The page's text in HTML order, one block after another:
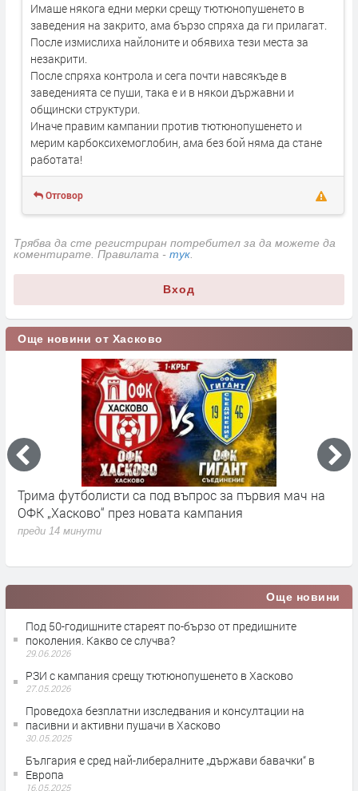
Имаше някога едни мерки срещу тютюнопушенето в
заведения на закрито, ама бързо спряха да ги прилагат.
После измислиха найлоните и обявиха тези места за
незакрити.
После спряха контрола и сега почти навсякъде в
заведенията се пуши, така е и в някои държавни и
общински структури.
Иначе правим кампании против тютюнопушенето и
мерим карбоксихемоглобин, ама без бой няма да стане
работата!
Отговор
Трябва да сте регистриран потребител за да можете да
коментирате. Правилата - тук.
Вход
Още новини от Хасково
Трима футболисти са под въпрос за първия мач на
ОФК „Хасково“ през новата кампания
преди 14 минути
Още новини
Под 50-годишните стареят по-бързо от предишните
поколения. Какво се случва?
29.06.2026
РЗИ с кампания срещу тютюнопушенето в Хасково
27.05.2026
Проведоха безплатни изследвания и консултации на
пасивни и активни пушачи в Хасково
30.05.2025
България е сред най-либералните „държави бавачки“ в
Европа
16.05.2025